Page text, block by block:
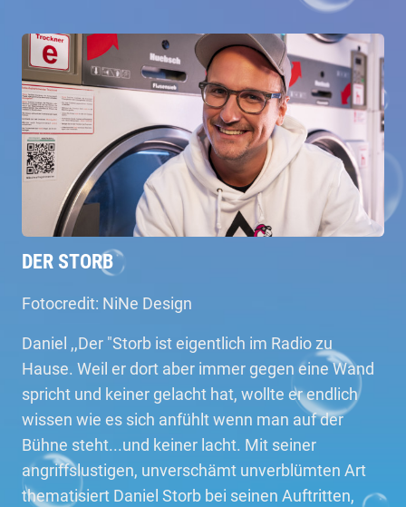
DER STORB
Fotocredit: NiNe Design
Daniel ,,Der "Storb ist eigentlich im Radio zu
Hause. Weil er dort aber immer gegen eine Wand
spricht und keiner gelacht hat, wollte er endlich
wissen wie es sich anfühlt wenn man auf der
Bühne steht...und keiner lacht. Mit seiner
angriffslustigen, unverschämt unverblümten Art
thematisiert Daniel Storb bei seinen Auftritten,